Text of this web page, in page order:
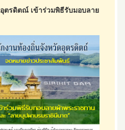
ตรดิตณ์ เข้าร่วมพิธีรับมอบลาย